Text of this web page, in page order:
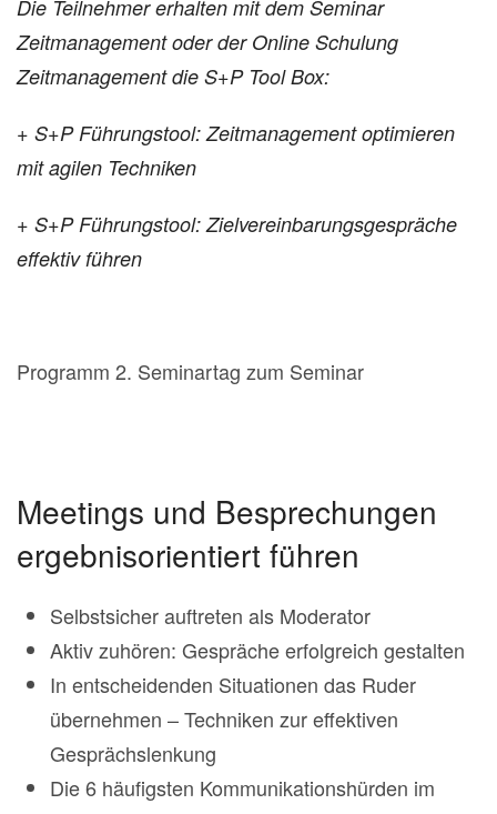
Die Teilnehmer erhalten mit dem Seminar
Zeitmanagement oder der Online Schulung
Zeitmanagement die S+P Tool Box:
+ S+P Führungstool: Zeitmanagement optimieren
mit agilen Techniken
+ S+P Führungstool: Zielvereinbarungsgespräche
effektiv führen
Programm 2. Seminartag zum Seminar
Meetings und Besprechungen
ergebnisorientiert führen
Selbstsicher auftreten als Moderator
Aktiv zuhören: Gespräche erfolgreich gestalten
In entscheidenden Situationen das Ruder
übernehmen – Techniken zur effektiven
Gesprächslenkung
Die 6 häufigsten Kommunikationshürden im